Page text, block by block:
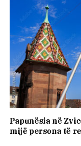
Papunësia në
mijë persona të